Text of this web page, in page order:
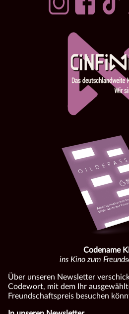
Codename
ins Kino zum
Über unseren Newsletter
Codewort, mit dem Ihr
Freundschaftspreis besuchen